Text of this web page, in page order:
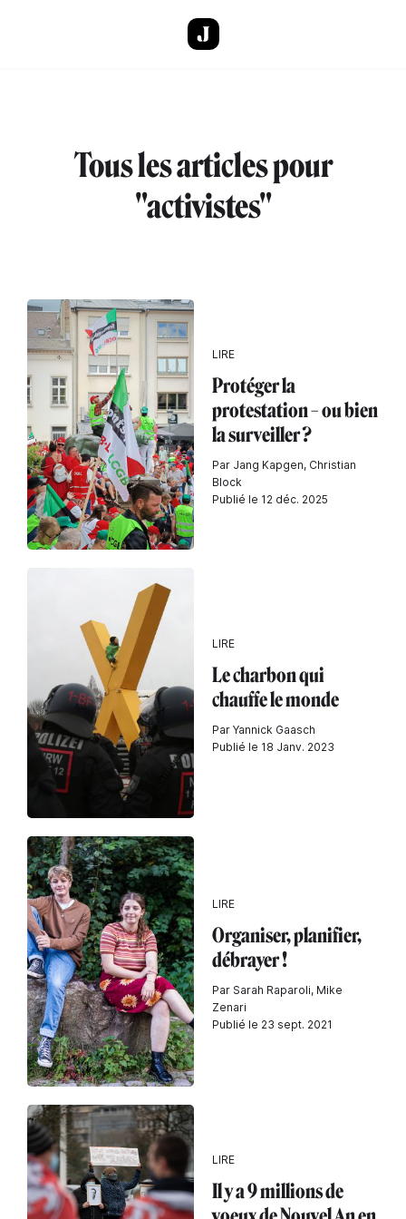
Tous les articles pour
"activistes"
LIRE
Protéger la
protestation – ou bien
la surveiller ?
Par Jang Kapgen, Christian
Block
Publié le 12 déc. 2025
LIRE
Le charbon qui
chauffe le monde
Par Yannick Gaasch
Publié le 18 Janv. 2023
LIRE
Organiser, planifier,
débrayer !
Par Sarah Raparoli, Mike
Zenari
Publié le 23 sept. 2021
LIRE
Il y a 9 millions de